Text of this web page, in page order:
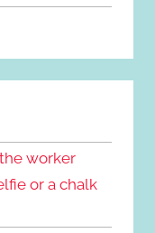
worker
or a chalk